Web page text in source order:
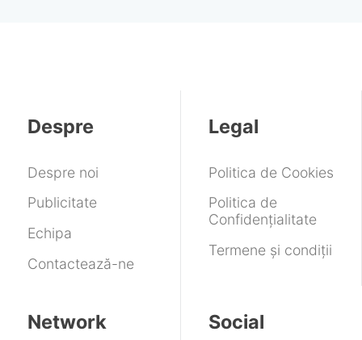
Despre
Despre noi
Publicitate
Echipa
Contactează-ne
Legal
Politica de Cookies
Politica de
Confidențialitate
Termene și condiții
Network Social